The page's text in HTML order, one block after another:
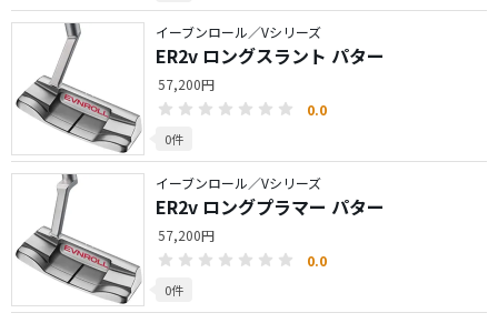
イーブンロール／Vシリーズ
ER2v ロングスラント パター
57,200円
0.0
0件
イーブンロール／Vシリーズ
ER2v ロングプラマー パター
57,200円
0.0
0件